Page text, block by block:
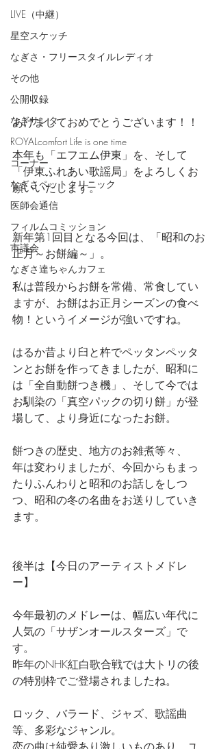
LIVE（中継）
星空スケッチ
なぎさ・フリースタイルレディオ
その他
公開収録
なぎサンタ
ROYALcomfort Life is one time
コーナー
なぎさペットクリニック
医師会通信
フィルムコミッション
市議会
なぎさ達ちゃんカフェ
あけましておめでとうございます！！
本年も「エフエム伊東」を、そして
「伊東ふれあい歌謡局」をよろしくお
願いいたします。
新年第1回目となる今回は、「昭和のお
正月～お餅編～」。
私は普段からお餅を常備、常食してい
ますが、お餅はお正月シーズンの食べ
物！というイメージが強いですね。
はるか昔より臼と杵でペッタンペッタ
ンとお餅を作ってきましたが、昭和に
は「全自動餅つき機」、そして今では
お馴染の「真空パックの切り餅」が登
場して、より身近になったお餅。
餅つきの歴史、地方のお雑煮等々、
年は変わりましたが、今回からもまっ
たりふんわりと昭和のお話しをしつ
つ、昭和の冬の名曲をお送りしていき
ます。
後半は【今日のアーティストメドレ
ー】
今年最初のメドレーは、幅広い年代に
人気の「サザンオールスターズ」で
す。
昨年のNHK紅白歌合戦では大トリの後
の特別枠でご登場されましたね。
ロック、バラード、ジャズ、歌謡曲
等、多彩なジャンル。